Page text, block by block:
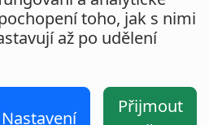
toho, jak s nimi
až po udělení
Nastavení
Přijmout